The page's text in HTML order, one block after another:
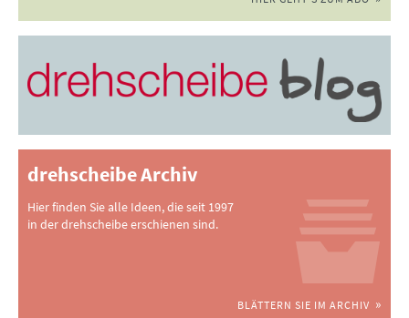
drehscheibe Archiv
Hier finden Sie alle Ideen, die seit 1997
in der drehscheibe erschienen sind.
BLÄTTERN SIE IM ARCHIV